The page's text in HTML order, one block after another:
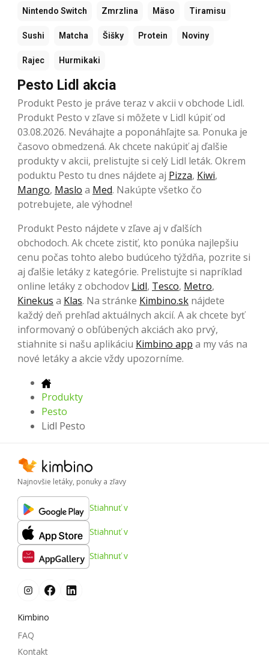
Nintendo Switch Zmrzlina Mäso Tiramisu
Sushi Matcha Šišky Protein Noviny
Rajec Hurmikaki
Pesto Lidl akcia
Produkt Pesto je práve teraz v akcii v obchode Lidl.
Produkt Pesto v zľave si môžete v Lidl kúpiť od
03.08.2026. Neváhajte a poponáhľajte sa. Ponuka je
časovo obmedzená. Ak chcete nakúpiť aj ďalšie
produkty v akcii, prelistujte si celý Lidl leták. Okrem
poduktu Pesto tu dnes nájdete aj Pizza, Kiwi,
Mango, Maslo a Med. Nakúpte všetko čo
potrebujete, ale výhodne!
Produkt Pesto nájdete v zľave aj v ďalších
obchodoch. Ak chcete zistiť, kto ponúka najlepšiu
cenu počas tohto alebo budúceho týždňa, pozrite si
aj ďalšie letáky z kategórie. Prelistujte si napríklad
online letáky z obchodov Lidl, Tesco, Metro,
Kinekus a Klas. Na stránke Kimbino.sk nájdete
každý deň prehľad aktuálnych akcií. A ak chcete byť
informovaný o obľúbených akciách ako prvý,
stiahnite si našu aplikáciu Kimbino app a my vás na
nové letáky a akcie vždy upozorníme.
Produkty
Pesto
Lidl Pesto
Najnovšie letáky, ponuky a zľavy
Stiahnuť v
Stiahnuť v
Stiahnuť v
Kimbino
FAQ
Kontakt